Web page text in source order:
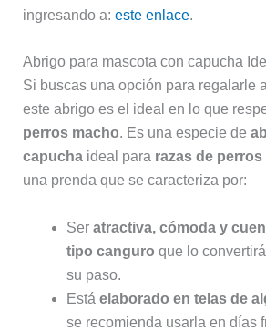
ingresando a: este enlace.
Abrigo para mascota con capucha
Si buscas una opción para regalarle
este abrigo es el ideal en lo que
perros macho. Es una especie de
capuchaideal para razas de
una prenda que se caracteriza por:
Ser atractiva, cómoda y
tipo canguro que lo
su paso.
Está elaborado en telas de
se recomienda usarla en días